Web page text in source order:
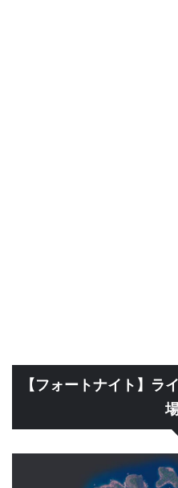
【フォートナイト】ラ